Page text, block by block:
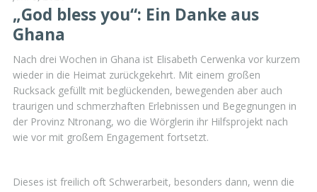
„God bless you“: Ein Danke aus
Ghana
Nach drei Wochen in Ghana ist Elisabeth Cerwenka vor kurzem
wieder in die Heimat zurückgekehrt. Mit einem großen
Rucksack gefüllt mit beglückenden, bewegenden aber auch
traurigen und schmerzhaften Erlebnissen und Begegnungen in
der Provinz Ntronang, wo die Wörglerin ihr Hilfsprojekt nach
wie vor mit großem Engagement fortsetzt.
Dieses ist freilich oft Schwerarbeit, besonders dann, wenn die